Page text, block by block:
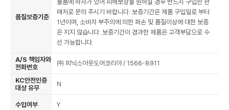
품질보증기준
물품에 하자가 있어 피해보상을 원하실 경우 반드시 구입한 판
매처로 문의 주시기 바랍니다. 보증기간은 제품 구입일로 부터
1년이며, 소비자 부주의에 의한 파손 및 품질이상에 대한 보증
은 지지 않습니다. 보증기간이 경과한 제품은 고객부담으로 수
선 가능합니다.
A/S 책임자와
전화번호
㈜ 피닉스아웃도어코리아 / 1566-8911
KC안전인증
대상 유무
N
수입여부 Y